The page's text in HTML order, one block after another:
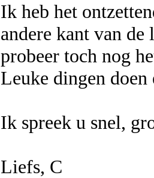
Ik heb het
andere kant van
probeer toch nog
Leuke dingen
Ik spreek u snel,
Liefs, C